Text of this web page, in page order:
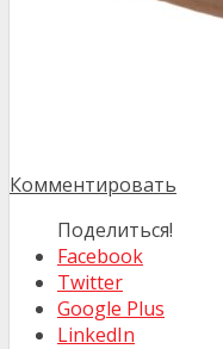
Комментировать
Поделиться!
Facebook
Twitter
Google Plus
LinkedIn